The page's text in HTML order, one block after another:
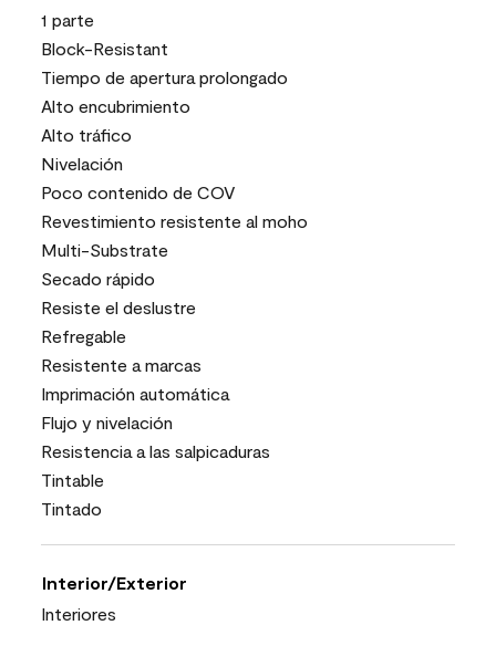
1 parte
Block-Resistant
Tiempo de apertura prolongado
Alto encubrimiento
Alto tráfico
Nivelación
Poco contenido de COV
Revestimiento resistente al moho
Multi-Substrate
Secado rápido
Resiste el deslustre
Refregable
Resistente a marcas
Imprimación automática
Flujo y nivelación
Resistencia a las salpicaduras
Tintable
Tintado
Interior/Exterior
Interiores